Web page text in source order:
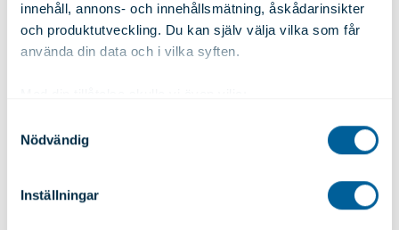
innehåll, annons- och innehållsmätning, åskådarinsikter
och produktutveckling. Du kan själv välja vilka som får
använda din data och i vilka syften.
som kan ha en noggrannhet på upp till flera meter
Ta reda på mer om hur dina personliga uppgifter
Nödvändig
Inställningar
Längd:3000 Vikt:2.565
Legering: